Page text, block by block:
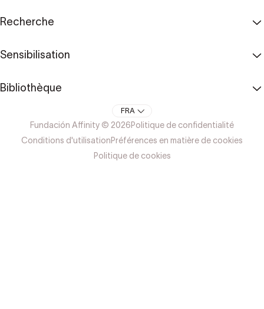
Recherche
Sensibilisation
Bibliothèque
FRA
Fundación Affinity © 2026Politique de confidentialité
Conditions d'utilisationPréférences en matière de cookies
Politique de cookies